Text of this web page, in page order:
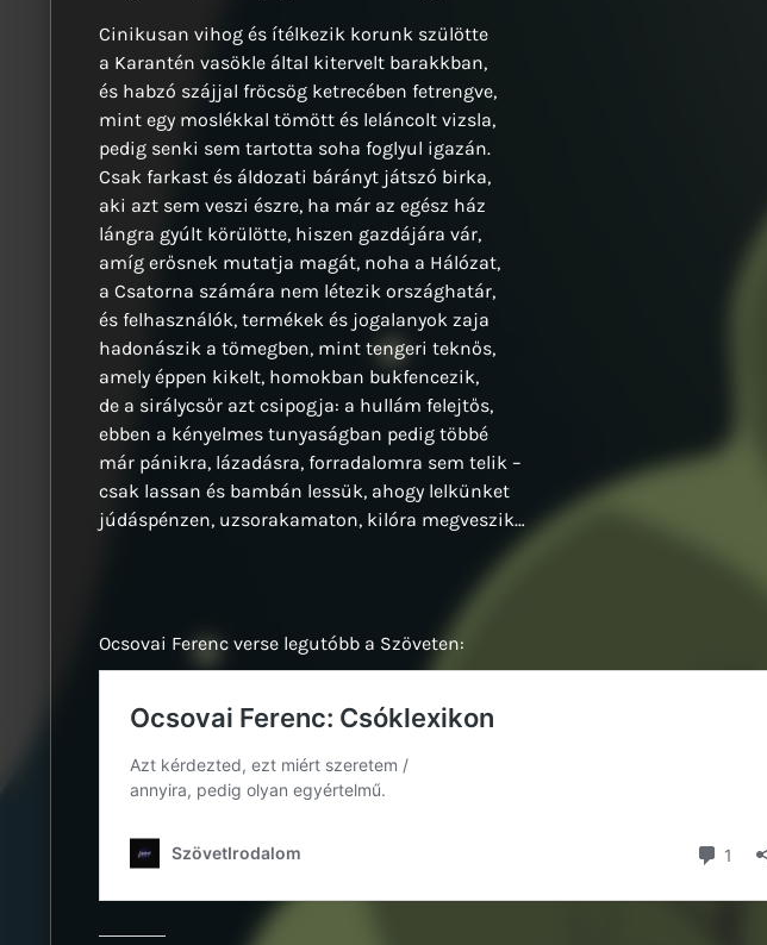
Cinikusan vihog és ítélkezik korunk szülötte
a Karantén vasökle által kitervelt barakkban,
és habzó szájjal fröcsög ketrecében fetrengve,
mint egy moslékkal tömött és leláncolt vizsla,
pedig senki sem tartotta soha foglyul igazán.
Csak farkast és áldozati bárányt játszó birka,
aki azt sem veszi észre, ha már az egész ház
lángra gyúlt körülötte, hiszen gazdájára vár,
amíg erősnek mutatja magát, noha a Hálózat,
a Csatorna számára nem létezik országhatár,
és felhasználók, termékek és jogalanyok zaja
hadonászik a tömegben, mint tengeri teknős,
amely éppen kikelt, homokban bukfencezik,
de a sirálycsőr azt csipogja: a hullám felejtős,
ebben a kényelmes tunyaságban pedig többé
már pánikra, lázadásra, forradalomra sem telik –
csak lassan és bambán lessük, ahogy lelkünket
júdáspénzen, uzsorakamaton, kilóra megveszik…
Ocsovai Ferenc verse legutóbb a Szöveten: